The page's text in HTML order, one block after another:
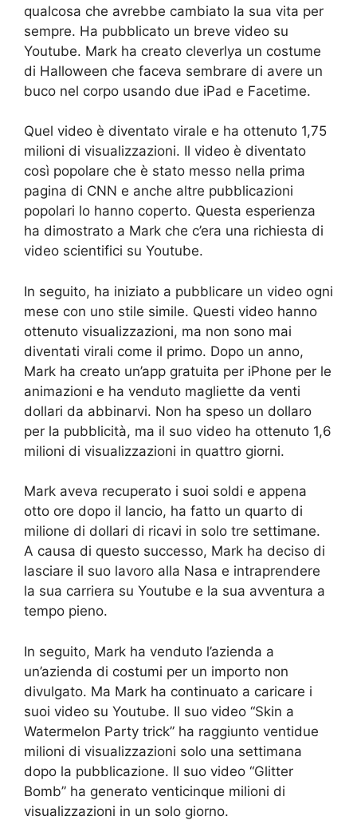
qualcosa che avrebbe cambiato la sua vita per
sempre. Ha pubblicato un breve video su
Youtube. Mark ha creato cleverlya un costume
di Halloween che faceva sembrare di avere un
buco nel corpo usando due iPad e Facetime.
Quel video è diventato virale e ha ottenuto 1,75
milioni di visualizzazioni. Il video è diventato
così popolare che è stato messo nella prima
pagina di CNN e anche altre pubblicazioni
popolari lo hanno coperto. Questa esperienza
ha dimostrato a Mark che c’era una richiesta di
video scientifici su Youtube.
In seguito, ha iniziato a pubblicare un video ogni
mese con uno stile simile. Questi video hanno
ottenuto visualizzazioni, ma non sono mai
diventati virali come il primo. Dopo un anno,
Mark ha creato un’app gratuita per iPhone per le
animazioni e ha venduto magliette da venti
dollari da abbinarvi. Non ha speso un dollaro
per la pubblicità, ma il suo video ha ottenuto 1,6
milioni di visualizzazioni in quattro giorni.
Mark aveva recuperato i suoi soldi e appena
otto ore dopo il lancio, ha fatto un quarto di
milione di dollari di ricavi in ​​solo tre settimane.
A causa di questo successo, Mark ha deciso di
lasciare il suo lavoro alla Nasa e intraprendere
la sua carriera su Youtube e la sua avventura a
tempo pieno.
In seguito, Mark ha venduto l’azienda a
un’azienda di costumi per un importo non
divulgato. Ma Mark ha continuato a caricare i
suoi video su Youtube. Il suo video “Skin a
Watermelon Party trick” ha raggiunto ventidue
milioni di visualizzazioni solo una settimana
dopo la pubblicazione. Il suo video “Glitter
Bomb” ha generato venticinque milioni di
visualizzazioni in un solo giorno.